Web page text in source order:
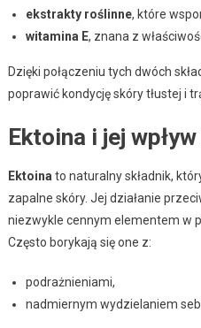
ekstrakty roślinne, które
witamina E, znana z
Dzięki połączeniu tych dwóch
poprawić kondycję skóry tłustej i
Ektoina i jej
Ektoina to naturalny składnik,
zapalne skóry. Jej działanie
niezwykle cennym elementem w
Często borykają się one z:
podrażnieniami,
nadmiernym wydzielaniem